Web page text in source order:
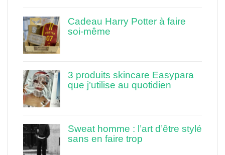
Cadeau Harry Potter à faire
soi-même
3 produits skincare Easypara
que j’utilise au quotidien
Sweat homme : l’art d’être stylé
sans en faire trop